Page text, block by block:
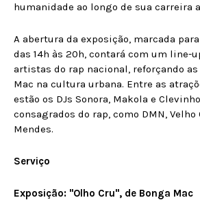
humanidade ao longo de sua carreira
A abertura da exposição, marcada
das 14h às 20h, contará com um line-
artistas do rap nacional, reforçando as
Mac na cultura urbana. Entre as
estão os DJs Sonora, Makola e
consagrados do rap, como DMN, Velho
Mendes.
Serviço
Exposição: "Olho Cru", de Bonga Mac